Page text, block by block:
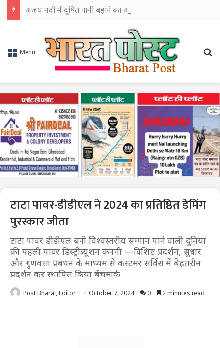
Menu
टाटा पावर-डीडीएल ने 2024 का प्रतिष्ठित डेमिंग
पुरस्कार जीता
टाटा पावर डीडीएल बनी विश्वस्तरीय सम्मान पाने वाली दुनिया
की पहली पावर​ डिस्ट्रीब्यूशन कंपनी —विशिष्ट प्रदर्शन, सुधार
और गुणवत्ता प्रबंधन के माध्यम से कस्टमर सर्विस में बेहतरीन
प्रदर्शन कर स्थापित किया बेंचमार्क
Post Bharat, Editor October 7, 2024 0 2 minutes read